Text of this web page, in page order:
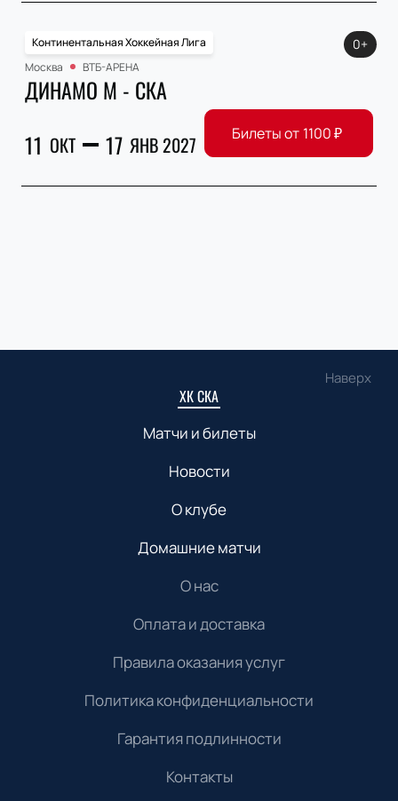
Континентальная Хоккейная Лига
Москва
ВТБ-АРЕНА
ДИНАМО М - СКА
11 ОКТ 17 ЯНВ 2027
0+
Билеты от 1100₽
Наверх
ХК СКА
Матчи и билеты
Новости
О клубе
Домашние матчи
О нас
Оплата и доставка
Правила оказания услуг
Политика конфиденциальности
Гарантия подлинности
Контакты